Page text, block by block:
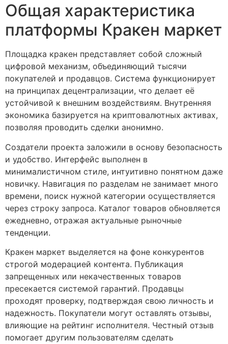
Общая характеристика
платформы Кракен маркет
Площадка кракен представляет собой сложный
цифровой механизм, объединяющий тысячи
покупателей и продавцов. Система функционирует
на принципах децентрализации, что делает её
устойчивой к внешним воздействиям. Внутренняя
экономика базируется на криптовалютных активах,
позволяя проводить сделки анонимно.
Создатели проекта заложили в основу безопасность
и удобство. Интерфейс выполнен в
минималистичном стиле, интуитивно понятном даже
новичку. Навигация по разделам не занимает много
времени, поиск нужной категории осуществляется
через строку запроса. Каталог товаров обновляется
ежедневно, отражая актуальные рыночные
тенденции.
Кракен маркет выделяется на фоне конкурентов
строгой модерацией контента. Публикация
запрещенных или некачественных товаров
пресекается системой гарантий. Продавцы
проходят проверку, подтверждая свою личность и
надежность. Покупатели могут оставлять отзывы,
влияющие на рейтинг исполнителя. Честный отзыв
помогает другим пользователям сделать